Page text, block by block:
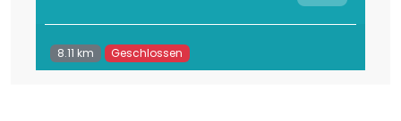
8.11 km Geschlossen